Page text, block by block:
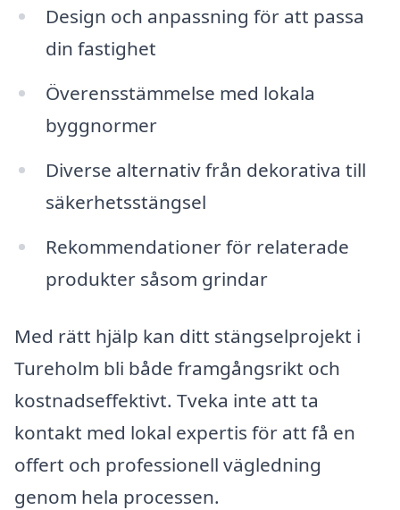
Design och anpassning för att passa
din fastighet
Överensstämmelse med lokala
byggnormer
Diverse alternativ från dekorativa till
säkerhetsstängsel
Rekommendationer för relaterade
produkter såsom grindar
Med rätt hjälp kan ditt stängselprojekt i
Tureholm bli både framgångsrikt och
kostnadseffektivt. Tveka inte att ta
kontakt med lokal expertis för att få en
offert och professionell vägledning
genom hela processen.